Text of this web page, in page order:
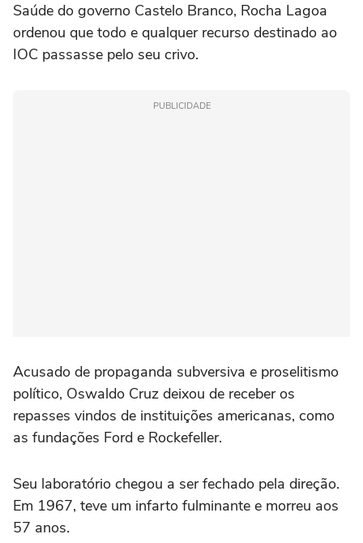
Saúde do governo Castelo Branco, Rocha Lagoa
ordenou que todo e qualquer recurso destinado ao
IOC passasse pelo seu crivo.
PUBLICIDADE
Acusado de propaganda subversiva e proselitismo
político, Oswaldo Cruz deixou de receber os
repasses vindos de instituições americanas, como
as fundações Ford e Rockefeller.
Seu laboratório chegou a ser fechado pela direção.
Em 1967, teve um infarto fulminante e morreu aos
57 anos.